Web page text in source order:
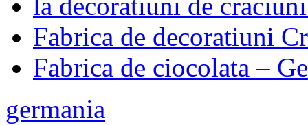
la decoratiuni de
Fabrica de decoratiuni
Fabrica de ciocolata –
germania